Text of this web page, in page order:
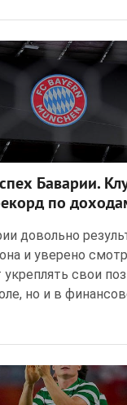
Баварии.
по
довольно
и уверено
свои
но и в